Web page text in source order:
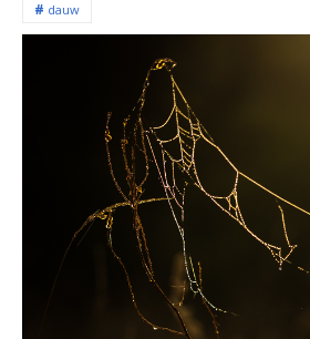
dauw